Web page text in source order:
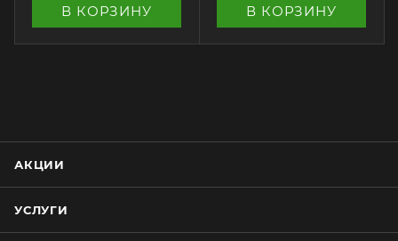
В КОРЗИНУ В КОРЗИНУ
АКЦИИ
УСЛУГИ